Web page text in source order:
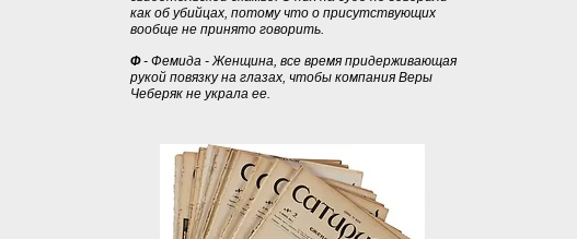
как об убийцах, потому что о присутствующих
вообще не принято говорить.
Ф- Фемида - Женщина, все время придерживающая
рукой повязку на глазах, чтобы компания Веры
Чеберяк не украла ее.